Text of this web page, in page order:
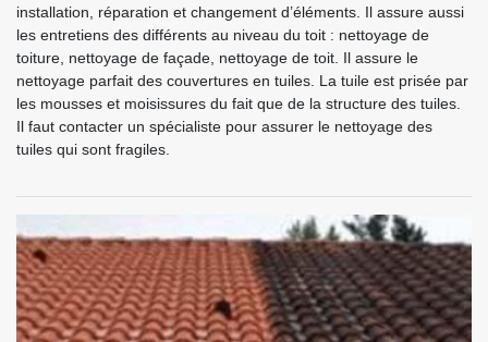
installation, réparation et changement d’éléments. Il assure aussi
les entretiens des différents au niveau du toit : nettoyage de
toiture, nettoyage de façade, nettoyage de toit. Il assure le
nettoyage parfait des couvertures en tuiles. La tuile est prisée par
les mousses et moisissures du fait que de la structure des tuiles.
Il faut contacter un spécialiste pour assurer le nettoyage des
tuiles qui sont fragiles.